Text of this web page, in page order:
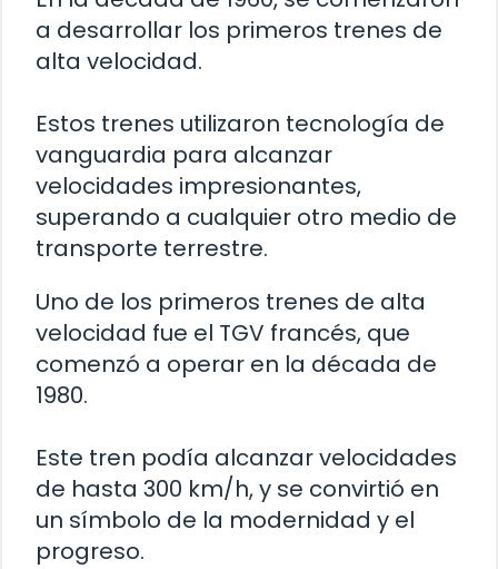
a desarrollar los primeros trenes de
alta velocidad.
Estos trenes utilizaron tecnología de
vanguardia para alcanzar
velocidades impresionantes,
superando a cualquier otro medio de
transporte terrestre.
Uno de los primeros trenes de alta
velocidad fue el TGV francés, que
comenzó a operar en la década de
1980.
Este tren podía alcanzar velocidades
de hasta 300 km/h, y se convirtió en
un símbolo de la modernidad y el
progreso.